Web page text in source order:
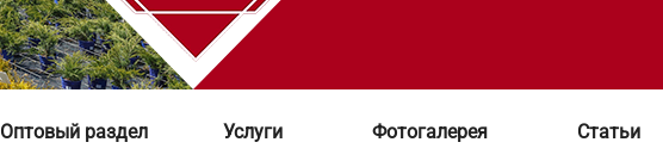
Оптовый раздел Услуги Фотогалерея Статьи